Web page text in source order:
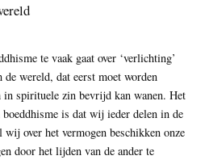
te vaak gaat over ‘verlichting’
wereld, dat eerst moet worden
in spirituele zin bevrijd kan wanen. Het
is dat wij ieder delen in de
over het vermogen beschikken onze
door het lijden van de ander te